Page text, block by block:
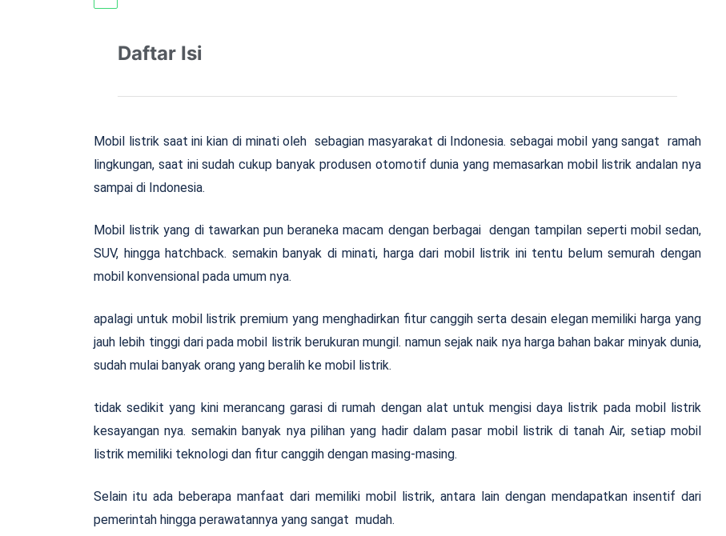
Daftar Isi
Mobil listrik saat ini kian di minati oleh sebagian masyarakat di Indonesia. sebagai mobil yang sangat ramah
lingkungan, saat ini sudah cukup banyak produsen otomotif dunia yang memasarkan mobil listrik andalan nya
sampai di Indonesia.
Mobil listrik yang di tawarkan pun beraneka macam dengan berbagai dengan tampilan seperti mobil sedan,
SUV, hingga hatchback. semakin banyak di minati, harga dari mobil listrik ini tentu belum semurah dengan
mobil konvensional pada umum nya.
apalagi untuk mobil listrik premium yang menghadirkan fitur canggih serta desain elegan memiliki harga yang
jauh lebih tinggi dari pada mobil listrik berukuran mungil. namun sejak naik nya harga bahan bakar minyak dunia,
sudah mulai banyak orang yang beralih ke mobil listrik.
tidak sedikit yang kini merancang garasi di rumah dengan alat untuk mengisi daya listrik pada mobil listrik
kesayangan nya. semakin banyak nya pilihan yang hadir dalam pasar mobil listrik di tanah Air, setiap mobil
listrik memiliki teknologi dan fitur canggih dengan masing-masing.
Selain itu ada beberapa manfaat dari memiliki mobil listrik, antara lain dengan mendapatkan insentif dari
pemerintah hingga perawatannya yang sangat mudah.